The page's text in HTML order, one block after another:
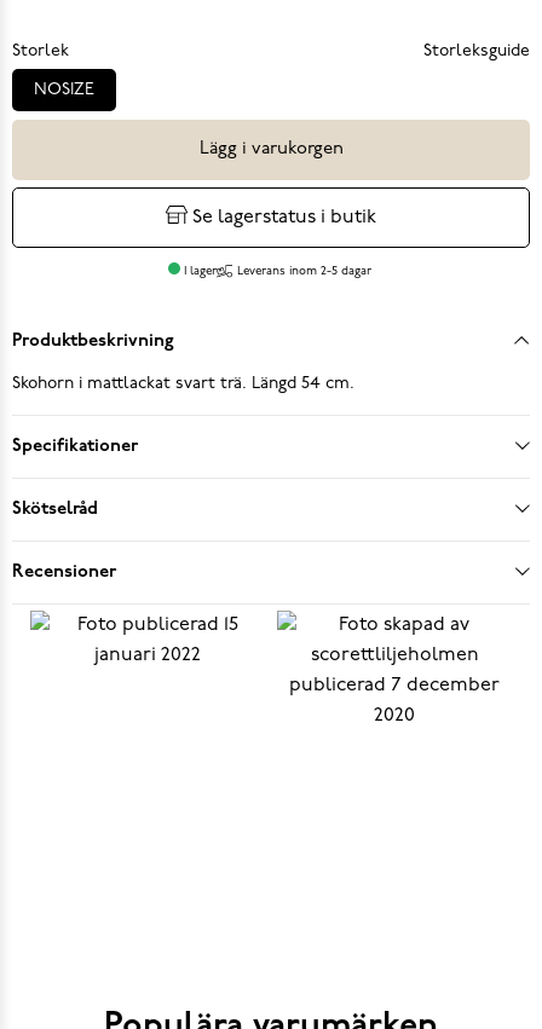
Storlek Storleksguide
NOSIZE
Lägg i varukorgen
Se lagerstatus i butik
I lager Leverans inom 2-5 dagar
Produktbeskrivning
Skohorn i mattlackat svart trä. Längd 54 cm.
Specifikationer
Skötselråd
Recensioner